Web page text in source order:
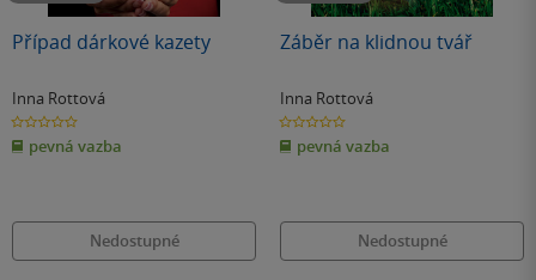
Případ dárkové kazety
Inna Rottová
0.0
z
5
hvězdiček
pevná vazba
Nedostupné
Záběr na klidnou tvář
Inna Rottová
0.0
z
5
hvězdiček
pevná vazba
Nedostupné